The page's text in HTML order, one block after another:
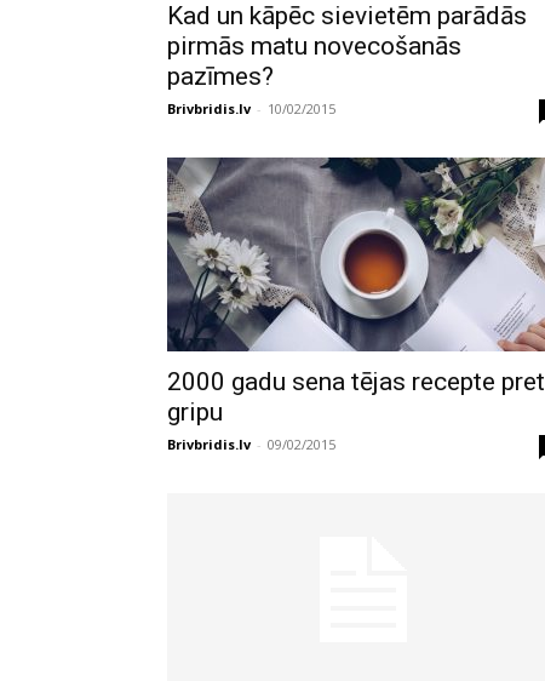
Kad un kāpēc sievietēm parādās
pirmās matu novecošanās
pazīmes?
Brivbridis.lv - 10/02/2015
2000 gadu sena tējas recepte pret
gripu
Brivbridis.lv - 09/02/2015